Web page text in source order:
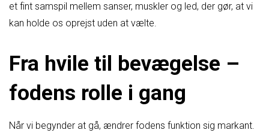
et fint samspil mellem sanser, muskler og led, der gør, at vi
kan holde os oprejst uden at vælte.
Fra hvile til bevægelse –
fodens rolle i gang
Når vi begynder at gå, ændrer fodens funktion sig markant.